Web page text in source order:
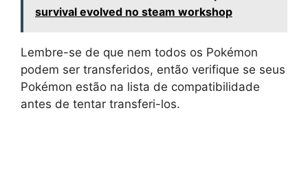
survival evolved no steam workshop
Lembre-se de que nem todos os Pokémon
podem ser transferidos, então verifique se seus
Pokémon estão na lista de compatibilidade
antes de tentar transferi-los.